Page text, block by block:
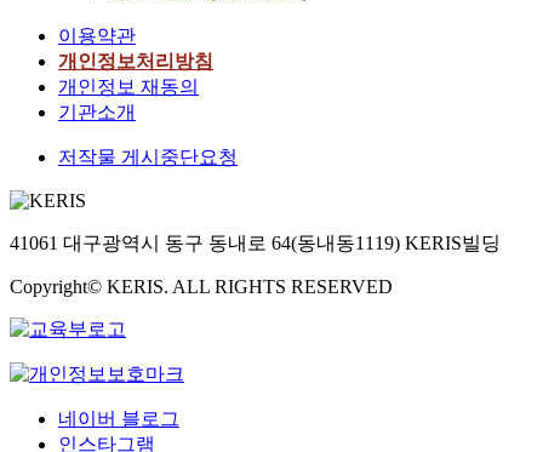
이용약관
개인정보처리방침
개인정보 재동의
기관소개
저작물 게시중단요청
41061 대구광역시 동구 동내로 64(동내동1119) KERIS빌딩
Copyright© KERIS. ALL RIGHTS RESERVED
네이버 블로그
인스타그램